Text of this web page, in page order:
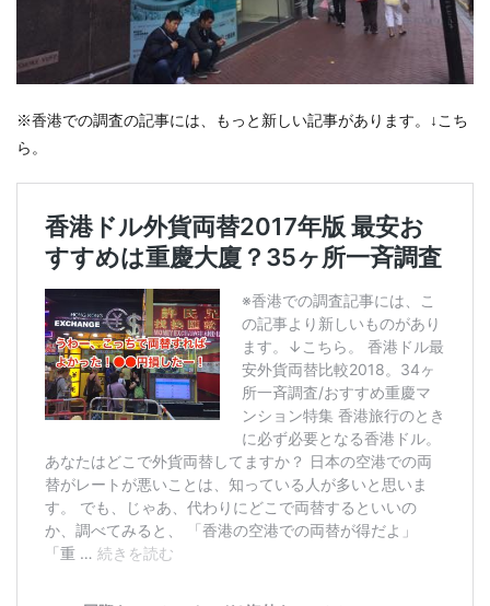
※香港での調査の記事には、もっと新しい記事があります。↓こち
ら。